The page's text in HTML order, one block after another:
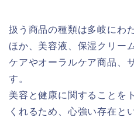
扱う商品の種類は多岐にわ
ほか、美容液、保湿クリー
ケアやオーラルケア商品、
す。
美容と健康に関することを
くれるため、心強い存在と